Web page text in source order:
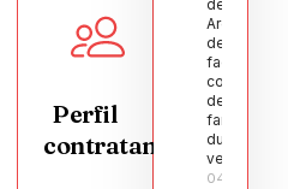
Perfil
contratante
de
Argamasilla
de Calatrava
facilita la
conciliación
de 200
familias
durante el
verano
04/08/2026